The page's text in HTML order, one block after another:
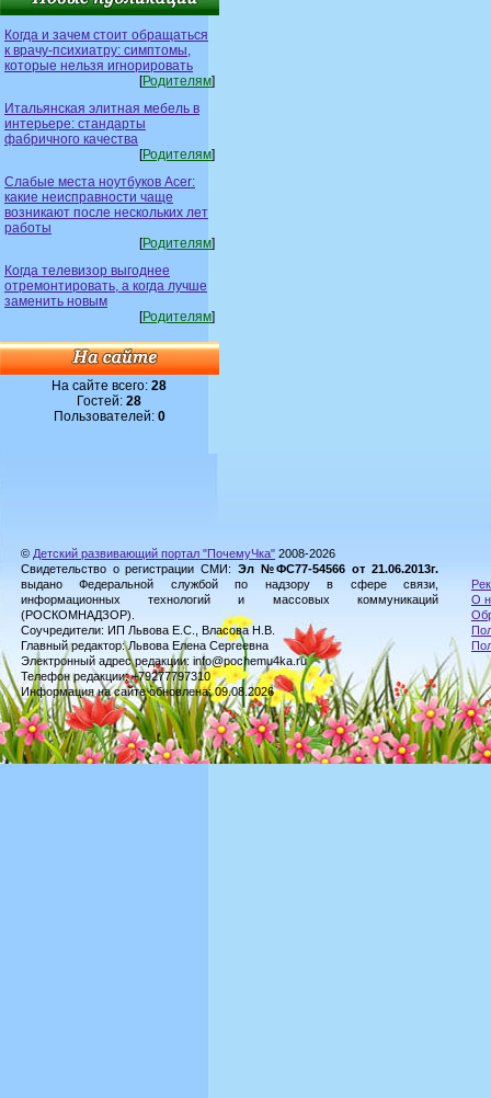
Когда и зачем стоит обращаться
к врачу-психиатру: симптомы,
которые нельзя игнорировать
[Родителям]
Итальянская элитная мебель в
интерьере: стандарты
фабричного качества
[Родителям]
Слабые места ноутбуков Acer:
какие неисправности чаще
возникают после нескольких лет
работы
[Родителям]
Когда телевизор выгоднее
отремонтировать, а когда лучше
заменить новым
[Родителям]
На сайте всего:28
Гостей:28
Пользователей: 0
© Детский развивающий портал "ПочемуЧка" 2008-2026
Свидетельство о регистрации СМИ: Эл №ФС77-54566 от 21.06.2013г.
выдано Федеральной службой по надзору в сфере связи,
информационных технологий и массовых коммуникаций
(РОСКОМНАДЗОР).
Соучредители: ИП Львова Е.С., Власова Н.В.
Главный редактор: Львова Елена Сергеевна
Электронный адрес редакции: info@pochemu4ka.ru
Телефон редакции: +79277797310
Информация на сайте обновлена: 09.08.2026
О